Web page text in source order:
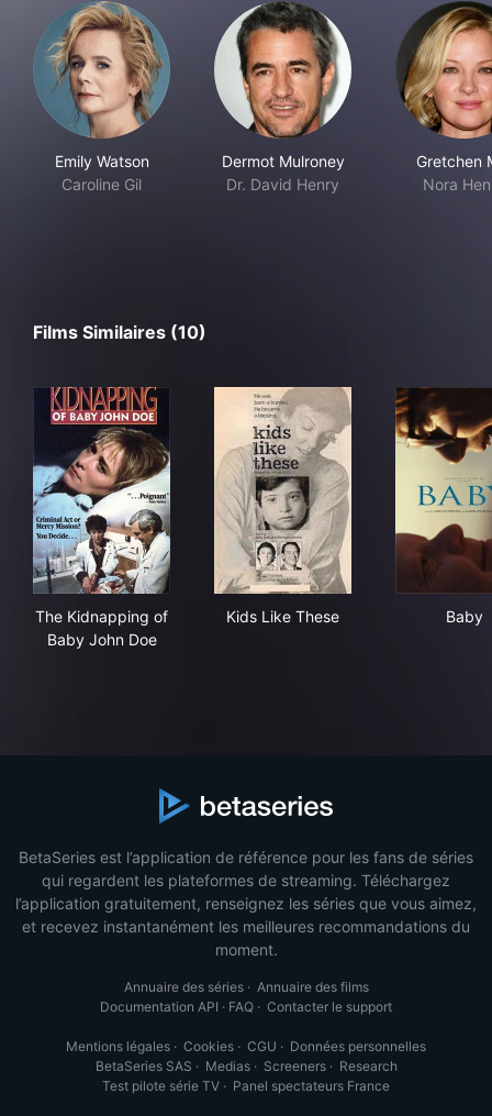
Emily Watson
Caroline Gil
Dermot Mulroney
Dr. David Henry
Gretchen
Nora
Films Similaires (10)
The Kidnapping of
Baby John Doe
Kids Like These Baby
BetaSeries est l’application de référence pour les fans de séries
qui regardent les plateformes de streaming. Téléchargez
l’application gratuitement, renseignez les séries que vous aimez,
et recevez instantanément les meilleures recommandations du
moment.
Annuaire des séries· Annuaire des films
Documentation API · FAQ · Contacter le support
Mentions légales · Cookies · CGU · Données personnelles
BetaSeries SAS · Medias· Screeners· Research
Test pilote série TV · Panel spectateurs France